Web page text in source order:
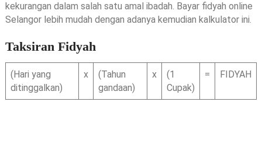
kekurangan dalam salah satu amal ibadah. Bayar fidyah online
Selangor lebih mudah dengan adanya kemudian kalkulator ini.
Taksiran Fidyah
(Hari yang
ditinggalkan)
x
(Tahun
gandaan)
x
(1
Cupak)
= FIDYAH